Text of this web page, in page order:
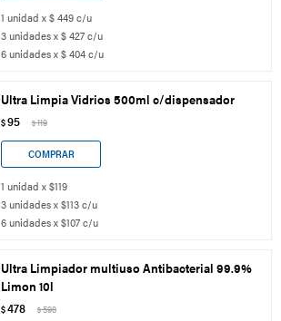
1 unidad x $ 449 c/u
3 unidades x $ 427 c/u
6 unidades x $ 404 c/u
Ultra Limpia Vidrios 500ml c/dispensador
$95 $119
1 unidad x $119
3 unidades x $113 c/u
6 unidades x $107 c/u
Ultra Limpiador multiuso Antibacterial 99.9%
Limon 10l
$478 $598